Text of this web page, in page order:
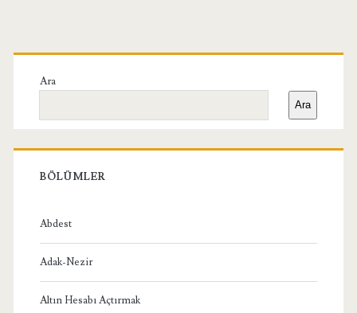
Birincil
Yan
Menü
Ara
Ara
BÖLÜMLER
Abdest
Adak-Nezir
Altın Hesabı Açtırmak